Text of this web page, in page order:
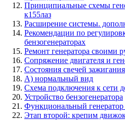
Принципиальные схемы
к155лаз
Расширение системы.
Рекомендации по
бензогенераторах
Ремонт генератора своими
Сопряжение двигателя и
Состояния свечей зажигания
А) нормальный вид
Схема подключения к сети
Устройство бензогенератора
Функциональный генератор
Этап второй: крепим